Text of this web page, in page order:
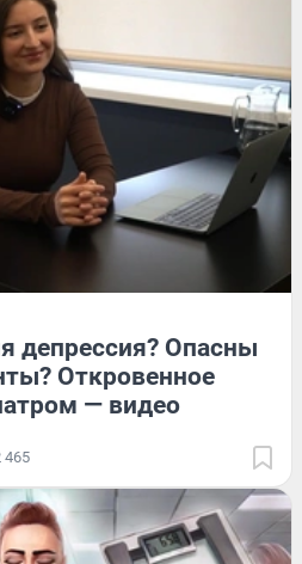
депрессия? Опасны
Откровенное
— видео
465